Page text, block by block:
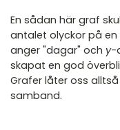
En sådan här graf
antalet olyckor på
anger "dagar" och y-
skapat en god
Grafer låter oss
samband.